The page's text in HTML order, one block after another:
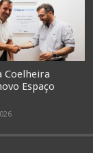
Coelheira
Espaço